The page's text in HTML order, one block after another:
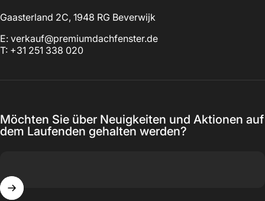
Gaasterland 2C, 1948 RG Beverwijk
E: verkauf@premiumdachfenster.de
T: +31 251 338 020
Möchten Sie über Neuigkeiten und Aktionen auf
dem Laufenden gehalten werden?